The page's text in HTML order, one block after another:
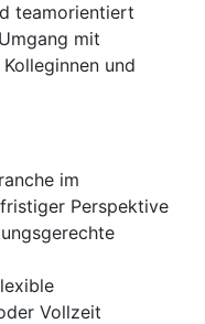
teamorientiert
mit
und
im
Perspektive
Vollzeit